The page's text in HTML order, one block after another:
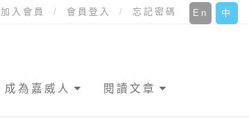
中
En
加入會員 會員登入 忘記密碼
成為嘉威人 閱讀文章